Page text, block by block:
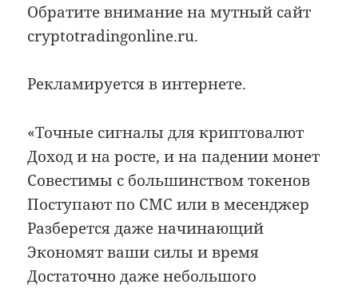
Обратите внимание на мутный сайт
cryptotradingonline.ru.
Рекламируется в интернете.
«Точные сигналы для криптовалют
Доход и на росте, и на падении монет
Совестимы с большинством токенов
Поступают по СМС или в месенджер
Разберется даже начинающий
Экономят ваши силы и время
Достаточно даже небольшого